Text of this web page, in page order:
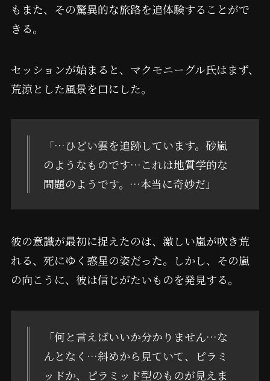
もまた、その驚異的な旅路を追体験することがで
きる。
セッションが始まると、マクモニーグル氏はまず、
荒涼とした風景を口にした。
「…ひどい雲を追跡しています。砂嵐
のようなものです…これは地質学的な
問題のようです。…本当に奇妙だ」
彼の意識が最初に捉えたのは、激しい嵐が吹き荒
れる、死にゆく惑星の姿だった。しかし、その嵐
の向こうに、彼は信じがたいものを発見する。
「何と言えばいいか分かりません…な
んとなく…斜めから見ていて、ピラミ
ッドか、ピラミッド型のものが見えま